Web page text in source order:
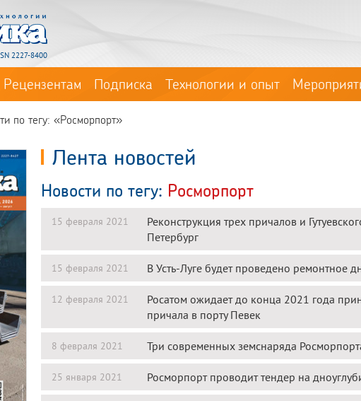
2227-8400
Рецензентам Подписка Технологии и опыт
по тегу: «Росморпорт»
Лента новостей
Новости по тегу: Росморпорт
15 февраля 2021
Реконструкция трех причалов и
Петербург
15 февраля 2021 В Усть-Луге будет проведено ремонтное
12 февраля 2021
Росатом ожидает до конца 2021 года
причала в порту Певек
8 февраля 2021 Три современных земснаряда
25 января 2021 Росморпорт проводит тендер на